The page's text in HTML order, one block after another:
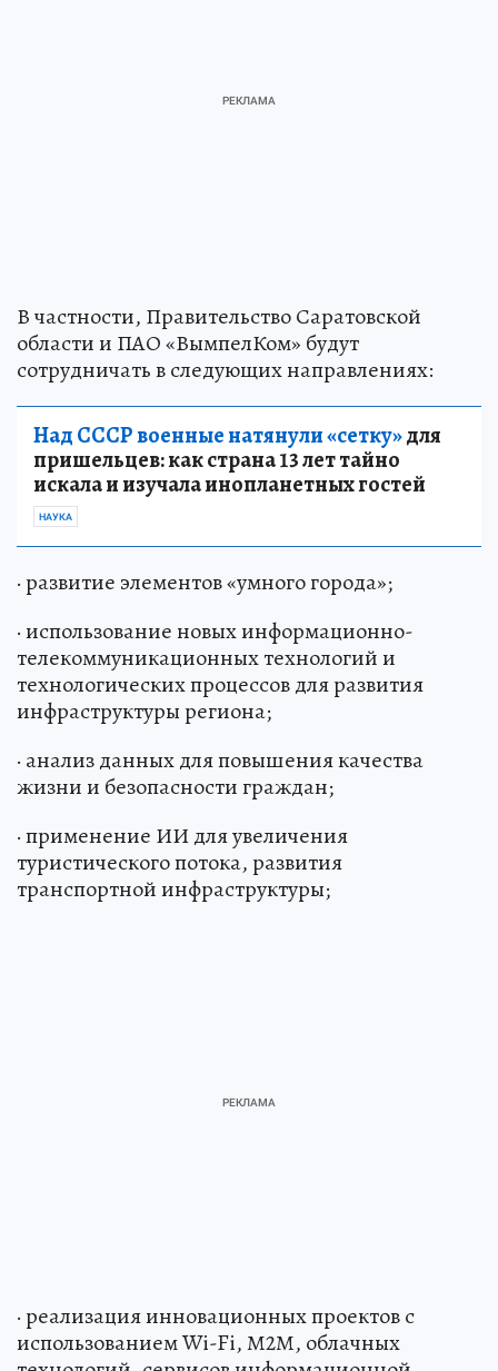
В частности, Правительство Саратовской
области и ПАО «ВымпелКом» будут
сотрудничать в следующих направлениях:
Над СССР военные натянули «сетку»для
пришельцев: как страна 13 лет тайно
искала и изучала инопланетных гостей
НАУКА
· развитие элементов «умного города»;
· использование новых информационно-
телекоммуникационных технологий и
технологических процессов для развития
инфраструктуры региона;
· анализ данных для повышения качества
жизни и безопасности граждан;
· применение ИИ для увеличения
туристического потока, развития
транспортной инфраструктуры;
· реализация инновационных проектов с
использованием Wi-Fi, М2М, облачных